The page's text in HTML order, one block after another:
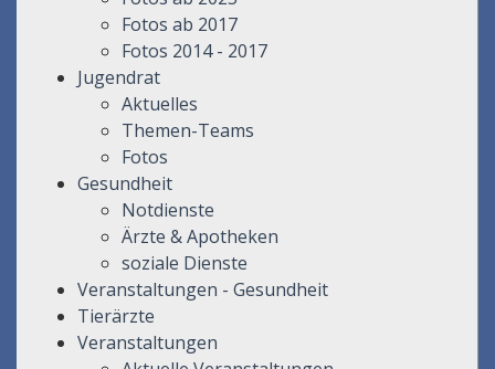
Fotos ab 2017
Fotos 2014 - 2017
Jugendrat
Aktuelles
Themen-Teams
Fotos
Gesundheit
Notdienste
Ärzte & Apotheken
soziale Dienste
Veranstaltungen - Gesundheit
Tierärzte
Veranstaltungen